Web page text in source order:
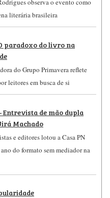
literária brasileira
paradoxo do livro na
do Grupo Primavera reflete
leitores em busca de si
Entrevista de mão dupla
Machado
e editores lotou a Casa PN
do formato sem mediador na